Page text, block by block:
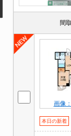
間
画像
本日の新着